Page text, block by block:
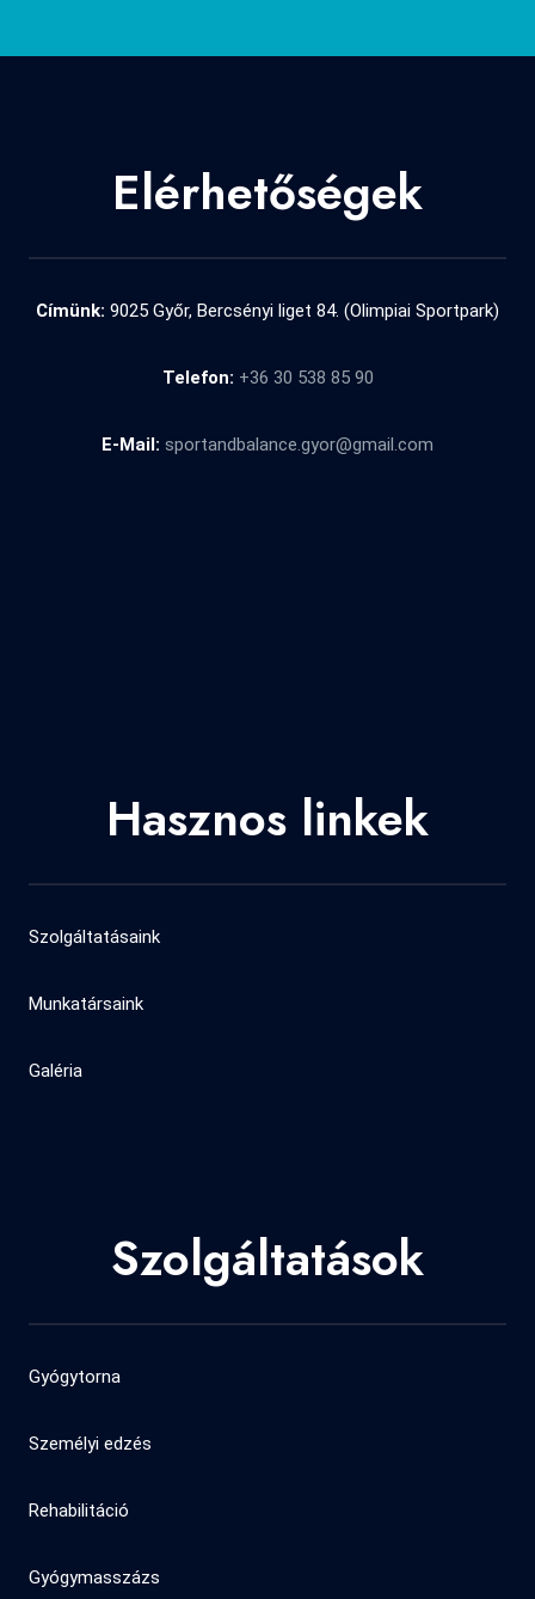
Elérhetőségek
Címünk: 9025 Győr, Bercsényi liget 84. (Olimpiai Sportpark)
Telefon: +36 30 538 85 90
E-Mail: sportandbalance.gyor@gmail.com
Hasznos linkek
Szolgáltatásaink
Munkatársaink
Galéria
Szolgáltatások
Gyógytorna
Személyi edzés
Rehabilitáció
Gyógymasszázs